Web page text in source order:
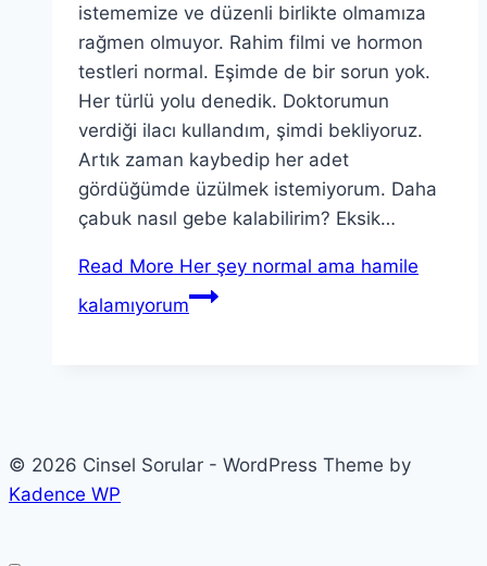
istememize ve düzenli birlikte olmamıza
rağmen olmuyor. Rahim filmi ve hormon
testleri normal. Eşimde de bir sorun yok.
Her türlü yolu denedik. Doktorumun
verdiği ilacı kullandım, şimdi bekliyoruz.
Artık zaman kaybedip her adet
gördüğümde üzülmek istemiyorum. Daha
çabuk nasıl gebe kalabilirim? Eksik…
Read More Her şey normal ama hamile
kalamıyorum
© 2026 Cinsel Sorular - WordPress Theme by
Kadence WP